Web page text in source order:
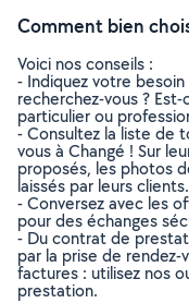
Comment bien
Voici nos conseils :
- Indiquez votre
recherchez-vous ?
particulier ou
- Consultez la liste de
vous à Changé ! Sur
proposés, les photos
laissés par leurs clients.
- Conversez avec les
pour des échanges
- Du contrat de
par la prise de rendez-
factures : utilisez nos
prestation.